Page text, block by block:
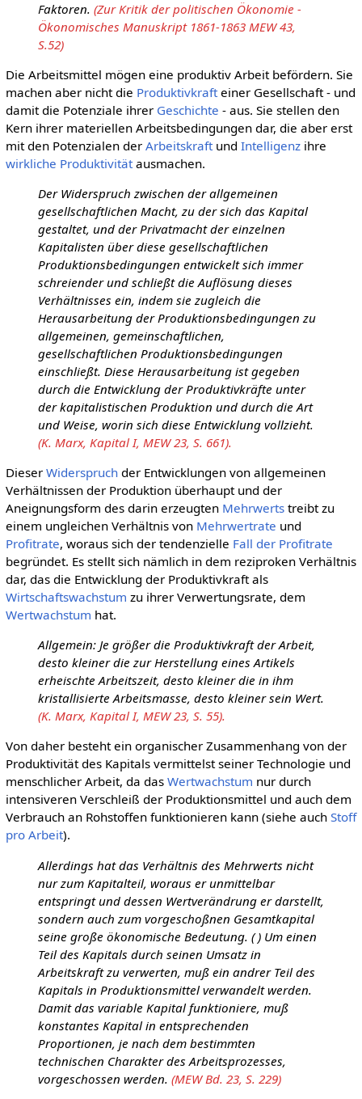
Faktoren. (Zur Kritik der politischen Ökonomie -
Ökonomisches Manuskript 1861-1863 MEW 43,
S.52)
Die Arbeitsmittel mögen eine produktiv Arbeit befördern. Sie
machen aber nicht die Produktivkrafteiner Gesellschaft - und
damit die Potenziale ihrer Geschichte - aus. Sie stellen den
Kern ihrer materiellen Arbeitsbedingungen dar, die aber erst
mit den Potenzialen der Arbeitskraftund Intelligenzihre
wirkliche Produktivitätausmachen.
Der Widerspruch zwischen der allgemeinen
gesellschaftlichen Macht, zu der sich das Kapital
gestaltet, und der Privatmacht der einzelnen
Kapitalisten über diese gesellschaftlichen
Produktionsbedingungen entwickelt sich immer
schreiender und schließt die Auflösung dieses
Verhältnisses ein, indem sie zugleich die
Herausarbeitung der Produktionsbedingungen zu
allgemeinen, gemeinschaftlichen,
gesellschaftlichen Produktionsbedingungen
einschließt. Diese Herausarbeitung ist gegeben
durch die Entwicklung der Produktivkräfte unter
der kapitalistischen Produktion und durch die Art
und Weise, worin sich diese Entwicklung vollzieht.
(K. Marx, Kapital I, MEW 23, S. 661).
Dieser Widerspruchder Entwicklungen von allgemeinen
Verhältnissen der Produktion überhaupt und der
Aneignungsform des darin erzeugten Mehrwertstreibt zu
einem ungleichen Verhältnis von Mehrwertrate und
Profitrate, woraus sich der tendenzielle Fall der Profitrate
begründet. Es stellt sich nämlich in dem reziproken Verhältnis
dar, das die Entwicklung der Produktivkraft als
Wirtschaftswachstum zu ihrer Verwertungsrate, dem
Wertwachstum hat.
Allgemein: Je größer die Produktivkraft der Arbeit,
desto kleiner die zur Herstellung eines Artikels
erheischte Arbeitszeit, desto kleiner die in ihm
kristallisierte Arbeitsmasse, desto kleiner sein Wert.
(K. Marx, Kapital I, MEW 23, S. 55).
Von daher besteht ein organischer Zusammenhang von der
Produktivität des Kapitals vermittelst seiner Technologie und
menschlicher Arbeit, da das Wertwachstum nur durch
intensiveren Verschleiß der Produktionsmittel und auch dem
Verbrauch an Rohstoffen funktionieren kann (siehe auch Stoff
pro Arbeit).
Allerdings hat das Verhältnis des Mehrwerts nicht
nur zum Kapitalteil, woraus er unmittelbar
entspringt und dessen Wertverändrung er darstellt,
sondern auch zum vorgeschoßnen Gesamtkapital
seine große ökonomische Bedeutung. ( ) Um einen
Teil des Kapitals durch seinen Umsatz in
Arbeitskraft zu verwerten, muß ein andrer Teil des
Kapitals in Produktionsmittel verwandelt werden.
Damit das variable Kapital funktioniere, muß
konstantes Kapital in entsprechenden
Proportionen, je nach dem bestimmten
technischen Charakter des Arbeitsprozesses,
vorgeschossen werden. (MEW Bd. 23, S. 229)